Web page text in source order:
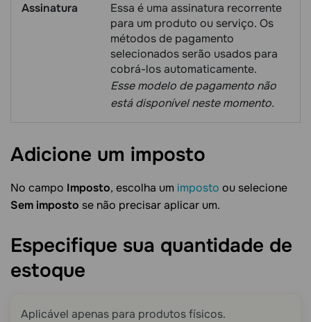
Assinatura
Essa é uma assinatura recorrente
para um produto ou serviço. Os
métodos de pagamento
selecionados serão usados para
cobrá-los automaticamente.
Esse modelo de pagamento não
está disponível neste momento.
Adicione um imposto
No campo Imposto, escolha um imposto ou selecione
Sem imposto se não precisar aplicar um.
Especifique sua quantidade de
estoque
Aplicável apenas para produtos físicos.